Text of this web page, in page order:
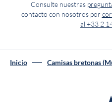
Consulte nuestras
contacto con nosotros por
al +33 2
Inicio Camisas bretonas